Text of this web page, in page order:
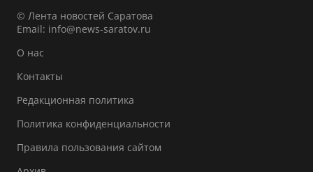
© Лента новостей Саратова
Email: info@news-saratov.ru
О нас
Контакты
Редакционная политика
Политика конфиденциальности
Правила пользования сайтом